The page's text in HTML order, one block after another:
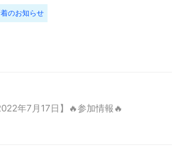
のお知らせ
年7月17日】🔥参加情報🔥